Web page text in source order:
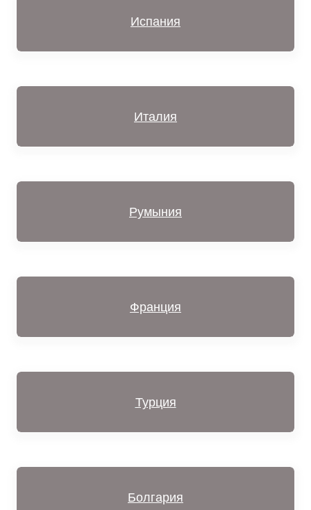
Испания
Италия
Румыния
Франция
Турция
Болгария